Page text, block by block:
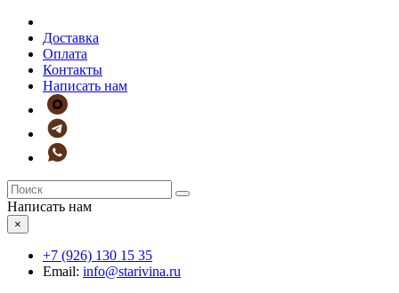
Доставка
Оплата
Контакты
Написать нам
Написать нам
×
+7 (926) 130 15 35
Email: info@starivina.ru